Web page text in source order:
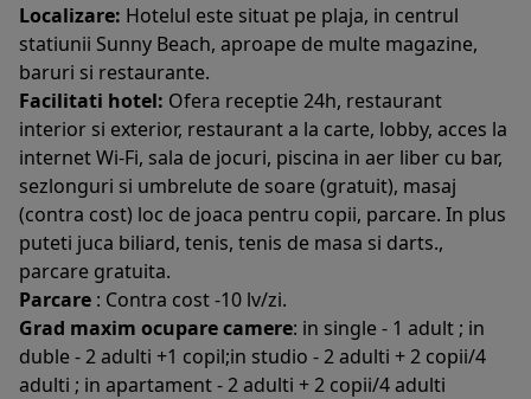
Localizare: Hotelul este situat pe plaja, in centrul
statiunii Sunny Beach, aproape de multe magazine,
baruri si restaurante.
Facilitati hotel: Ofera receptie 24h, restaurant
interior si exterior, restaurant a la carte, lobby, acces la
internet Wi-Fi, sala de jocuri, piscina in aer liber cu bar,
sezlonguri si umbrelute de soare (gratuit), masaj
(contra cost) loc de joaca pentru copii, parcare. In plus
puteti juca biliard, tenis, tenis de masa si darts.,
parcare gratuita.
Parcare : Contra cost -10 lv/zi.
Grad maxim ocupare camere: in single - 1 adult ; in
duble - 2 adulti +1 copil;in studio - 2 adulti + 2 copii/4
adulti ; in apartament - 2 adulti + 2 copii/4 adulti